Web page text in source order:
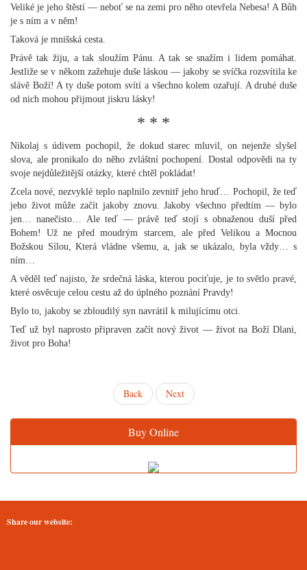
Veliké je jeho štěstí — neboť se na zemi pro něho otevřela Nebesa! A Bůh
je s ním a v něm!
Taková je mnišská cesta.
Právě tak žiju, a tak sloužím Pánu. A tak se snažím i lidem pomáhat.
Jestliže se v někom zažehuje duše láskou — jakoby se svíčka rozsvítila ke
slávě Boží! A ty duše potom svítí a všechno kolem ozařují. A druhé duše
od nich mohou přijmout jiskru lásky!
* * *
Nikolaj s údivem pochopil, že dokud starec mluvil, on nejenže slyšel
slova, ale pronikalo do něho zvláštní pochopení. Dostal odpovědi na ty
svoje nejdůležitější otázky, které chtěl pokládat!
Zcela nové, nezvyklé teplo naplnilo zevnitř jeho hruď… Pochopil, že teď
jeho život může začít jakoby znovu. Jakoby všechno předtím — bylo
jen… nanečisto… Ale teď — právě teď stojí s obnaženou duší před
Bohem! Už ne před moudrým starcem, ale před Velikou a Mocnou
Božskou Sílou, Která vládne všemu, a, jak se ukázalo, byla vždy… s
ním…
A věděl teď najisto, že srdečná láska, kterou pociťuje, je to světlo pravé,
které osvěcuje celou cestu až do úplného poznání Pravdy!
Bylo to, jakoby se zbloudilý syn navrátil k milujícímu otci.
Teď už byl naprosto připraven začít nový život — život na Boží Dlani,
život pro Boha!
Back Next
Buy Online
Share our website: